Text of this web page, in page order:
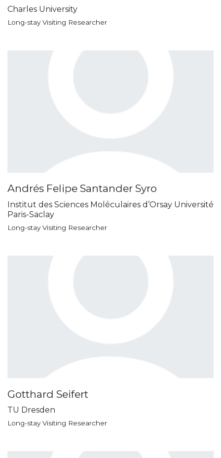
Charles University
Long-stay Visiting Researcher
Andrés Felipe Santander Syro
Institut des Sciences Moléculaires d’Orsay Université
Paris-Saclay
Long-stay Visiting Researcher
Gotthard Seifert
TU Dresden
Long-stay Visiting Researcher